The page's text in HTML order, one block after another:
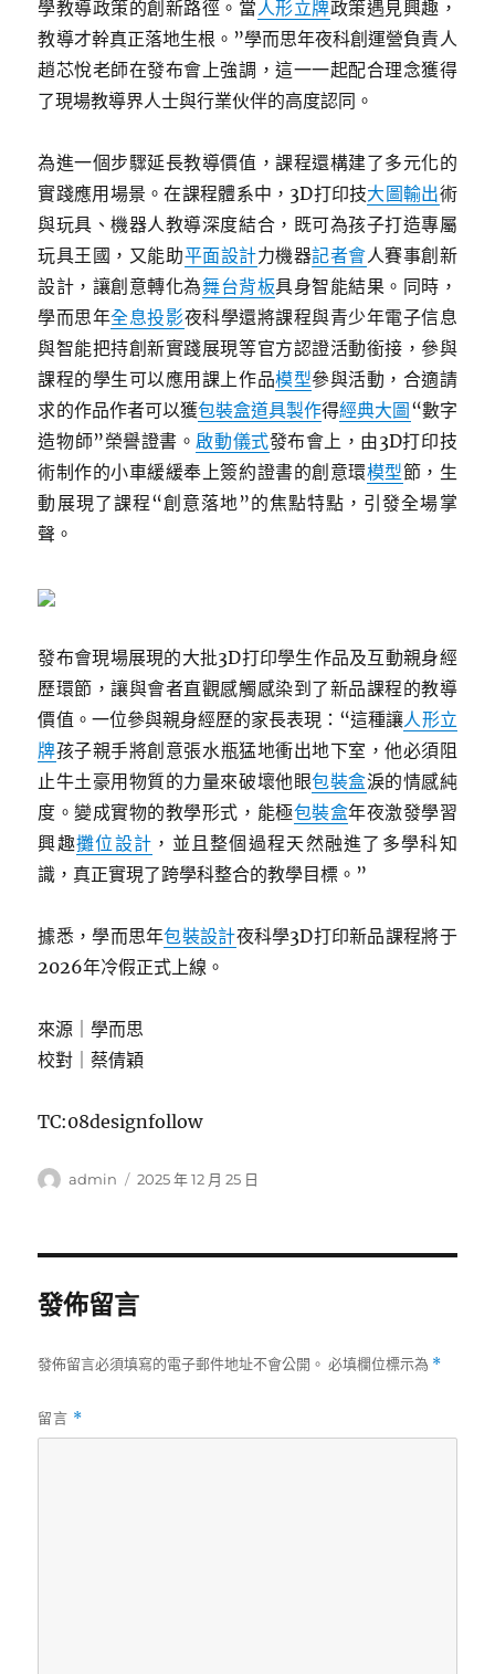
學教導政策的創新路徑。當人形立牌政策遇見興趣，
教導才幹真正落地生根。”學而思年夜科創運營負責人
趙芯悅老師在發布會上強調，這一一起配合理念獲得
了現場教導界人士與行業伙伴的高度認同。
為進一個步驟延長教導價值，課程還構建了多元化的
實踐應用場景。在課程體系中，3D打印技大圖輸出術
與玩具、機器人教導深度結合，既可為孩子打造專屬
玩具王國，又能助平面設計力機器記者會人賽事創新
設計，讓創意轉化為舞台背板具身智能結果。同時，
學而思年全息投影夜科學還將課程與青少年電子信息
與智能把持創新實踐展現等官方認證活動銜接，參與
課程的學生可以應用課上作品模型參與活動，合適請
求的作品作者可以獲包裝盒道具製作得經典大圖 “數字
造物師”榮譽證書。啟動儀式發布會上，由3D打印技
術制作的小車緩緩奉上簽約證書的創意環模型節，生
動展現了課程“創意落地”的焦點特點，引發全場掌
聲。
發布會現場展現的大批3D打印學生作品及互動親身經
歷環節，讓與會者直觀感觸感染到了新品課程的教導
價值。一位參與親身經歷的家長表現：“這種讓人形立
牌孩子親手將創意張水瓶猛地衝出地下室，他必須阻
止牛土豪用物質的力量來破壞他眼包裝盒淚的情感純
度。變成實物的教學形式，能極包裝盒年夜激發學習
興趣攤位設計 ，並且整個過程天然融進了多學科知
識，真正實現了跨學科整合的教學目標。”
據悉，學而思年包裝設計夜科學3D打印新品課程將于
2026年冷假正式上線。
來源｜學而思
校對｜蔡倩穎
TC:08designfollow
作
admin
發
2025 年 12 月 25 日
發佈留言
發佈留言必須填寫的電子郵件地址不會公開。 必填欄位標示為 *
留言 *